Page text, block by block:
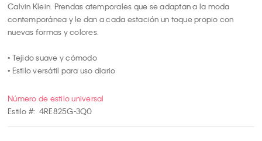
7
10
Calvin Klein. Prendas atemporales que se adaptan a la moda
contemporánea y le dan a cada estación un toque propio con
nuevas formas y colores.
• Tejido suave y cómodo
• Estilo versátil para uso diario
Número de estilo universal
Estilo #: 4RE825G-3Q0